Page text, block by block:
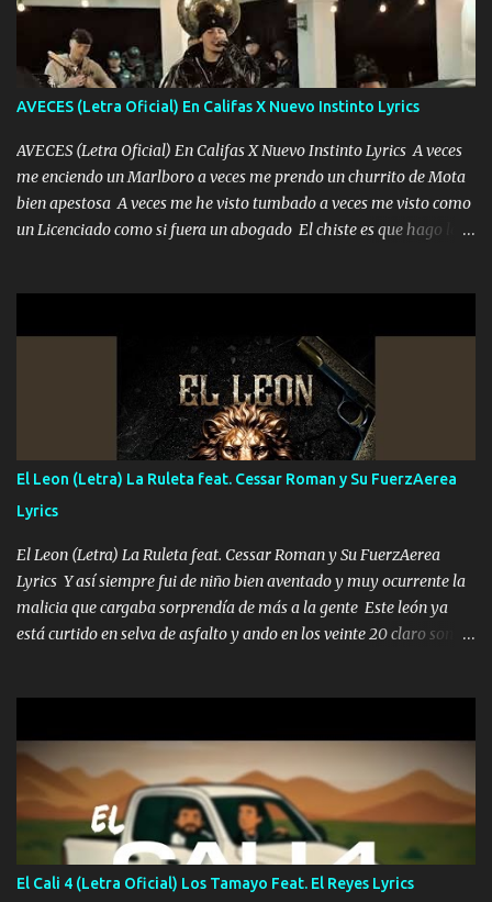
duele no tenerte aquí sabiendo que moría por ti yo y la luna
cantamos y por ti nos embriagamos Quién sabe qué será de mí si
contigo fui muy feliz a lo mejor no lloró pero muy en el fondo te
adoro
AVECES (Letra Oficial) En Califas X Nuevo Instinto Lyrics
AVECES (Letra Oficial) En Califas X Nuevo Instinto Lyrics A veces
me enciendo un Marlboro a veces me prendo un churrito de Mota
bien apestosa A veces me he visto tumbado a veces me visto como
un Licenciado como si fuera un abogado El chiste es que hago lo
corriente no quieren verte subir de level trucha mis plebes Música
A veces me pongo un sombrero a veces me ven la cachucha de lado
con la mirada siempre en alto A veces me fajó una super o a veces
me fajó una Glock siempre armado todas las generaciones yo
traigo El chiste es que hago lo que quiero pues así soy me mandó
yo tengo el control a todos yo les paro el dedo soy hocicon un
malcriado un malandrón Que Les importa no saben nada falsas
las risas las que me miran hay gente corriente no quieren ve...
El Leon (Letra) La Ruleta feat. Cessar Roman y Su FuerzAerea
Lyrics
El Leon (Letra) La Ruleta feat. Cessar Roman y Su FuerzAerea
Lyrics Y así siempre fui de niño bien aventado y muy ocurrente la
malicia que cargaba sorprendía de más a la gente Este león ya
está curtido en selva de asfalto y ando en los veinte 20 claro son
pa más pues hay charola les voy a dar hasta topar pues no hay de
otra Música Surcando bien mi camino voy por mi línea no veo a
los lados aquel que no corre vuela no se me duerm voy chicoteado
Ya pasé varias hazañas ya tienen rato que me agarran el colmillo
de este León los estatales no sé esperaron Al tiro esta la PrimiZa
también la nueve que cargo al lado doy la mano al que su amigo y
al traicionero damos pa abajo Y No me paran aquí hay pa más
El Cali 4 (Letra Oficial) Los Tamayo Feat. El Reyes Lyrics